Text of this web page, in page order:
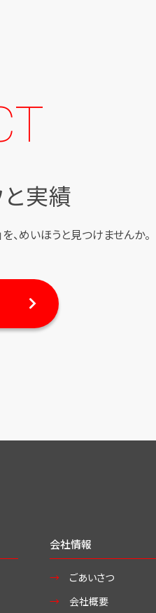
実績
、めいほうと見つけませんか。
会社情報
ごあいさつ
会社概要